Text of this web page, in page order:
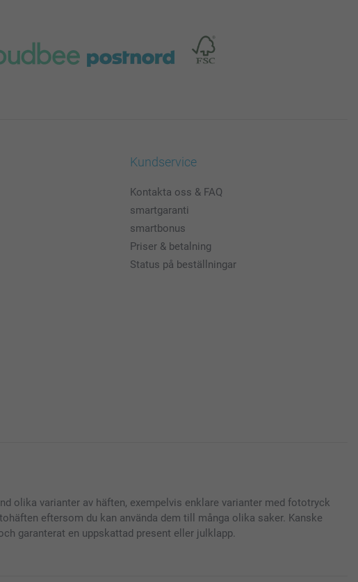
Kundservice
Kontakta oss & FAQ
smartgaranti
smartbonus
Priser & betalning
Status på beställningar
olika varianter av häften, exempelvis enklare varianter med fototryck
eftersom du kan använda dem till många olika saker. Kanske
garanterat en uppskattad present eller julklapp.